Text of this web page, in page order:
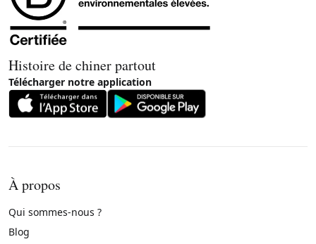
Histoire de chiner partout
Télécharger notre application
À propos
Qui sommes-nous ?
Blog